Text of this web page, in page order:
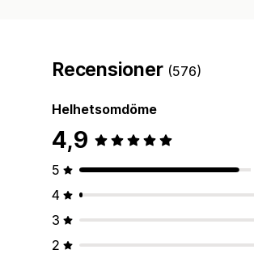
Recensioner (576)
Helhetsomdöme
4,9
5
4
3
2